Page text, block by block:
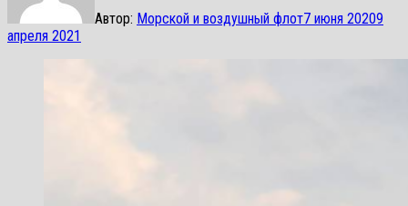
Автор: Морской и воздушный флот7 июня 20209
апреля 2021